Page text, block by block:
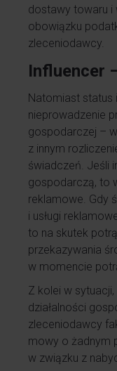
dostawy towaru i
obowiązku
zleceniodawcy.
Influencer
Natomiast status
nieprowadzenie
gospodarczej –
z innym
świadczeń. Jeśli
gospodarczą, to
reklamowe. Gdy
i usługi
to na skutek
przekazywania
w momencie
Z kolei w
działalności
zleceniodawcy
mowy o żadnym
w związku z